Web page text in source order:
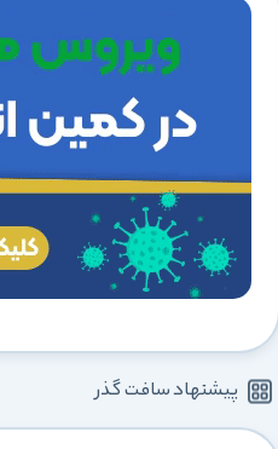
پیشنهاد سافت گذر